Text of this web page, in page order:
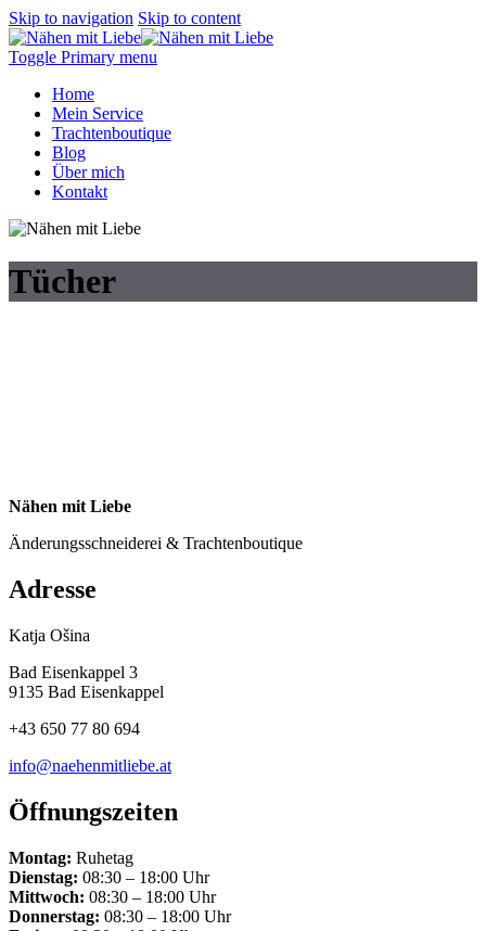
Skip to navigation Skip to content
Toggle Primary menu
Home
Mein Service
Trachtenboutique
Blog
Über mich
Kontakt
Tücher
Nähen mit Liebe
Änderungsschneiderei & Trachtenboutique
Adresse
Katja Ošina
Bad Eisenkappel 3
9135 Bad Eisenkappel
+43 650 77 80 694
info@naehenmitliebe.at
Öffnungszeiten
Montag: Ruhetag
Dienstag: 08:30 – 18:00 Uhr
Mittwoch: 08:30 – 18:00 Uhr
Donnerstag: 08:30 – 18:00 Uhr